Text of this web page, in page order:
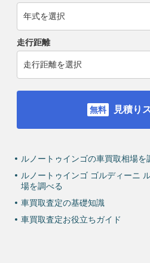
走行距離
見積り
ルノートゥインゴの車買取相場を
ルノートゥインゴ ゴルディーニ
場を調べる
車買取査定の基礎知識
車買取査定お役立ちガイド